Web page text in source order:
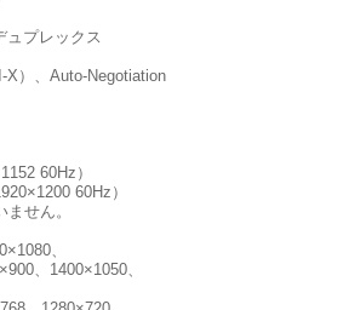
ュプレックス
）、Auto-Negotiation
60Hz）
60Hz）
せん。
、
、1400×1050、